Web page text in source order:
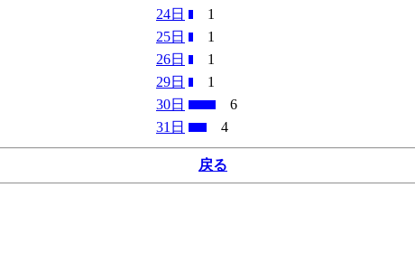
24日
1
25日
1
26日
1
29日
1
30日
6
31日
4
戻る